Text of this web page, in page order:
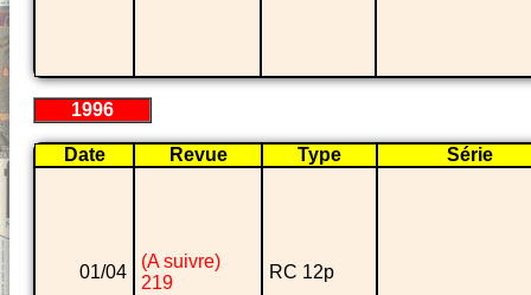
1996
Date Revue Type Série
01/04
(A suivre)
219
RC 12p